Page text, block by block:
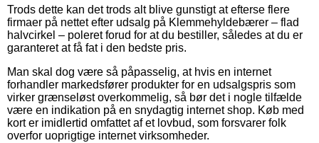
Trods dette kan det trods alt blive gunstigt at efterse flere
firmaer på nettet efter udsalg på Klemmehyldebærer – flad
halvcirkel – poleret forud for at du bestiller, således at du er
garanteret at få fat i den bedste pris.
Man skal dog være så påpasselig, at hvis en internet
forhandler markedsfører produkter for en udsalgspris som
virker grænseløst overkommelig, så bør det i nogle tilfælde
være en indikation på en snydagtig internet shop. Køb med
kort er imidlertid omfattet af et lovbud, som forsvarer folk
overfor uoprigtige internet virksomheder.